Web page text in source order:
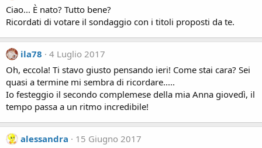
Ciao... È nato? Tutto bene?
Ricordati di votare il sondaggio con i titoli proposti da te.
ila78
4 Luglio 2017
Oh, eccola! Ti stavo giusto pensando ieri! Come stai cara? Sei
quasi a termine mi sembra di ricordare.....
Io festeggio il secondo complemese della mia Anna giovedì, il
tempo passa a un ritmo incredibile!
alessandra
15 Giugno 2017